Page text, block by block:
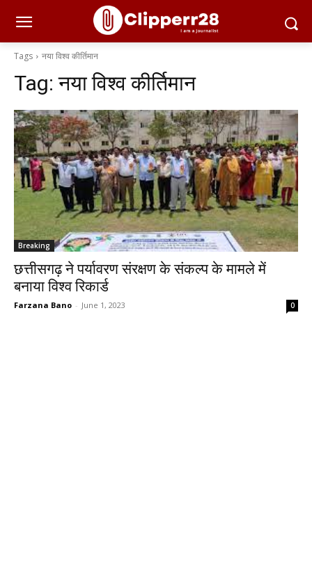
Tags नया विश्व कीर्तिमान
Tag:नया विश्व कीर्तिमान
Breaking
छत्तीसगढ़ ने पर्यावरण संरक्षण के संकल्प के मामले में
बनाया विश्व रिकार्ड
Farzana Bano - June 1, 2023 0